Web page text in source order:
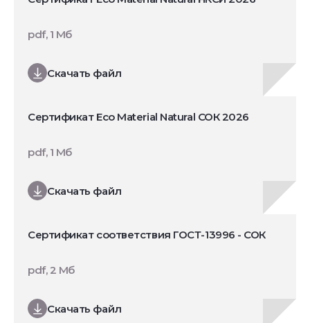
Скачать файл
pdf, 1 Мб
Сертификат Eco Material Natural СОК 2026
Скачать файл
pdf, 1 Мб
Сертификат соответствия ГОСТ-13996 - СОК
Скачать файл
pdf, 2 Мб